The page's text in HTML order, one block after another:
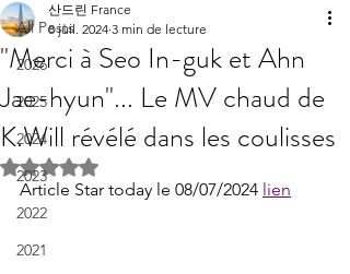
All Posts
2026
2025
2024
2023
2022
2021
"Merci à Seo In-guk et Ahn
Jae-hyun"... Le MV chaud de
K.Will révélé dans les coulisses
산드린 France
8 juil. 2024 3 min de lecture
Noté NaN étoiles sur 5.
Article Star today le 08/07/2024 lien